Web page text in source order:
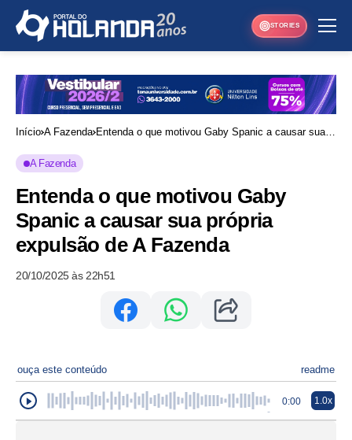
STORIES
Início A Fazenda Entenda o que motivou Gaby Spanic a causar sua
A Fazenda
Entenda o que motivou Gaby
Spanic a causar sua própria
expulsão de A Fazenda
20/10/2025 às 22h51
ouça este conteúdo readme
0:00 1.0x